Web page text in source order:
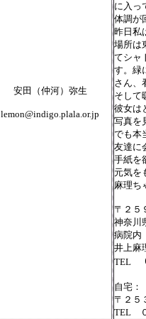
安田（仲河）弥生
lemon@indigo.plala.or.jp
に入っ
体調が
昨日私
場所は
てシャ
す。緑
さん、
そして
彼女は
写真を
でも本
友達に
手紙を
元気を
麻理ち
〒２
神奈川
病院
井上麻
TEL
自宅：
〒２５
TEL